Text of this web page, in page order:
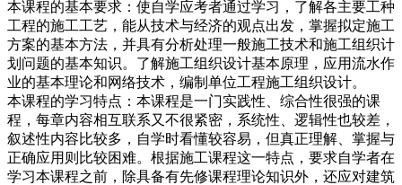
本课程的基本要求：使自学应考者通过学习，了解各主要工种
工程的施工工艺，能从技术与经济的观点出发，掌握拟定施工
方案的基本方法，并具有分析处理一般施工技术和施工组织计
划问题的基本知识。了解施工组织设计基本原理，应用流水作
业的基本理论和网络技术，编制单位工程施工组织设计。
本课程的学习特点：本课程是一门实践性、综合性很强的课
程，每章内容相互联系又不很紧密，系统性、逻辑性也较差，
叙述性内容比较多，自学时看懂较容易，但真正理解、掌握与
正确应用则比较困难。根据施工课程这一特点，要求自学者在
学习本课程之前，除具备有先修课程理论知识外，还应对建筑